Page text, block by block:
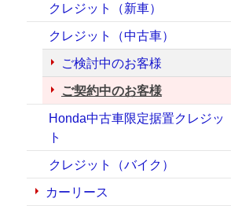
クレジット（新車）
クレジット（中古車）
ご検討中のお客様
ご契約中のお客様
Honda中古車限定据置クレジッ
ト
クレジット（バイク）
カーリース